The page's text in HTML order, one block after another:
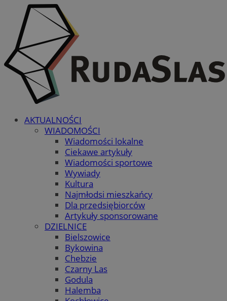
AKTUALNOŚCI
WIADOMOŚCI
Wiadomości lokalne
Ciekawe artykuły
Wiadomości sportowe
Wywiady
Kultura
Najmłodsi mieszkańcy
Dla przedsiębiorców
Artykuły sponsorowane
DZIELNICE
Bielszowice
Bykowina
Chebzie
Czarny Las
Godula
Halemba